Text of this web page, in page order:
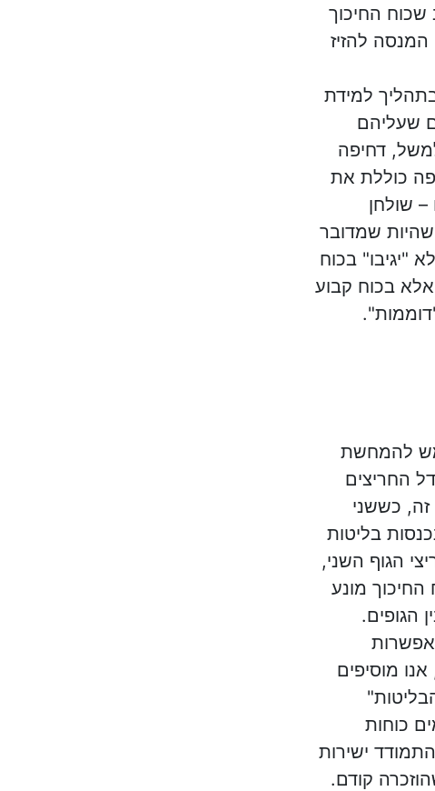
שכוח החיכוך
המנסה להזיז
למידת
שעליהם
דחיפה
כוללת את
שולחן
שהיות שמדובר
"יגיבו" בכוח
בכוח קבוע
להמחשת
החריצים
זה, כששני
בליטות
הגוף השני,
החיכוך מונע
הגופים.
מוסיפים
כוחות
ישירות
קודם.